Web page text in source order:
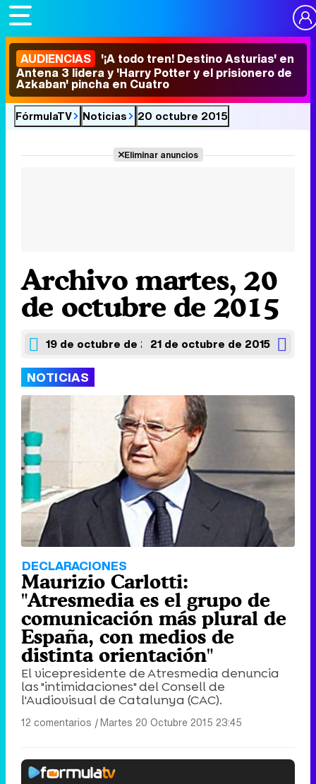
AUDIENCIAS '¡A todo tren! Destino Asturias' en
Antena 3 lidera y 'Harry Potter y el prisionero de
Azkaban' pincha en Cuatro
FórmulaTV Noticias 20 octubre 2015
Eliminar anuncios
Archivo martes, 20
de octubre de 2015
19 de octubre de 201521 de octubre de 2015
NOTICIAS
DECLARACIONES
Maurizio Carlotti:
"Atresmedia es el grupo de
comunicación más plural de
España, con medios de
distinta orientación"
El vicepresidente de Atresmedia denuncia
las "intimidaciones" del Consell de
l'Audiovisual de Catalunya (CAC).
12 comentarios |Martes 20 Octubre 2015 23:45